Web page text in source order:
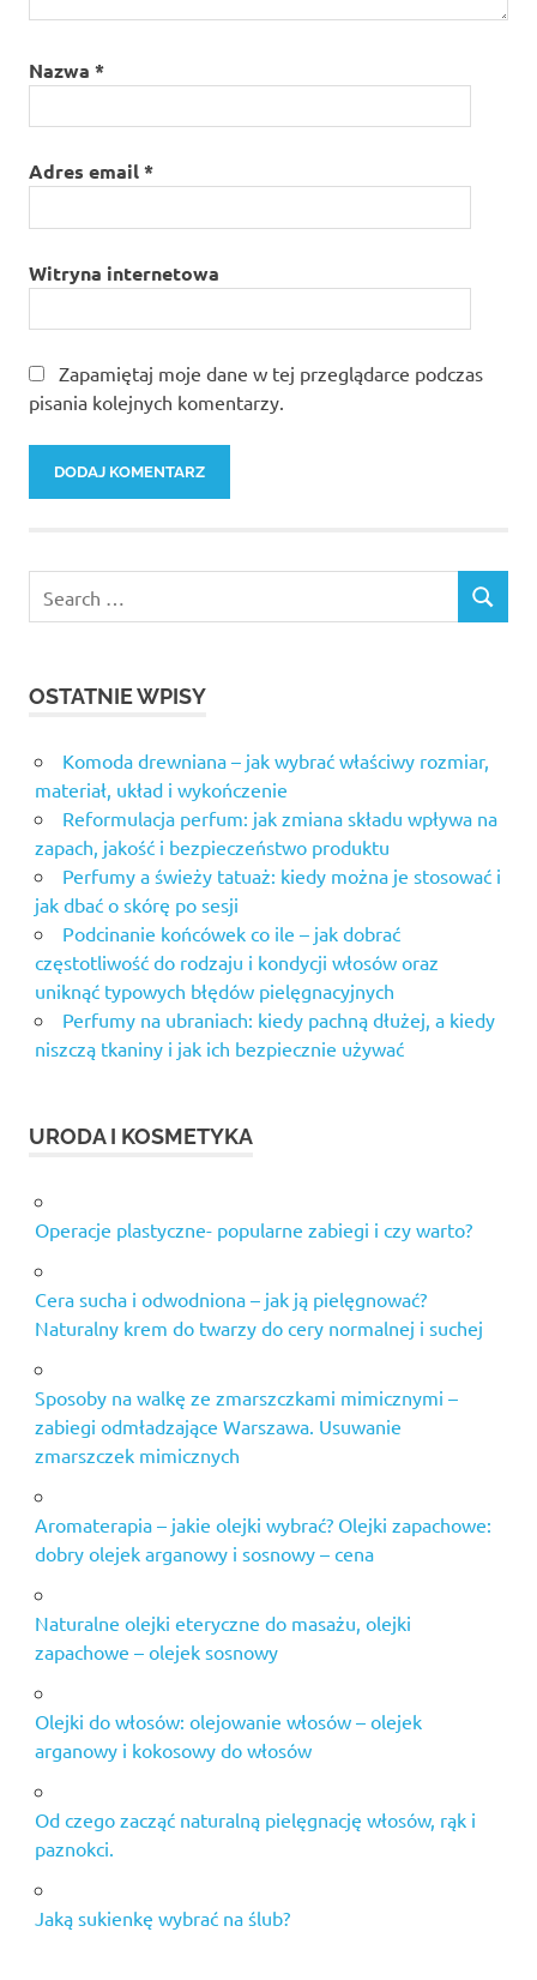
Nazwa *
Adres email*
Witryna internetowa
Zapamiętaj moje dane w tej przeglądarce podczas
pisania kolejnych komentarzy.
OSTATNIE WPISY
Komoda drewniana – jak wybrać właściwy rozmiar,
materiał, układ i wykończenie
Reformulacja perfum: jak zmiana składu wpływa na
zapach, jakość i bezpieczeństwo produktu
Perfumy a świeży tatuaż: kiedy można je stosować i
jak dbać o skórę po sesji
Podcinanie końcówek co ile – jak dobrać
częstotliwość do rodzaju i kondycji włosów oraz
uniknąć typowych błędów pielęgnacyjnych
Perfumy na ubraniach: kiedy pachną dłużej, a kiedy
niszczą tkaniny i jak ich bezpiecznie używać
URODA I KOSMETYKA
Operacje plastyczne- popularne zabiegi i czy warto?
Cera sucha i odwodniona – jak ją pielęgnować?
Naturalny krem do twarzy do cery normalnej i suchej
Sposoby na walkę ze zmarszczkami mimicznymi –
zabiegi odmładzające Warszawa. Usuwanie
zmarszczek mimicznych
Aromaterapia – jakie olejki wybrać? Olejki zapachowe:
dobry olejek arganowy i sosnowy – cena
Naturalne olejki eteryczne do masażu, olejki
zapachowe – olejek sosnowy
Olejki do włosów: olejowanie włosów – olejek
arganowy i kokosowy do włosów
Od czego zacząć naturalną pielęgnację włosów, rąk i
paznokci.
Jaką sukienkę wybrać na ślub?